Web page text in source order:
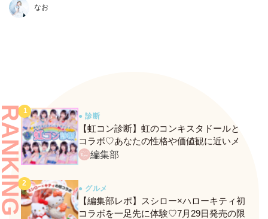
なお
● 診断
【虹コン診断】虹のコンキスタドールと
コラボ♡あなたの性格や価値観に近いメ
ンバーがわかる、fasmeの新診断がスター
編集部
● グルメ
【編集部レポ】スシロー×ハローキティ初
コラボを一足先に体験♡7月29日発売の限